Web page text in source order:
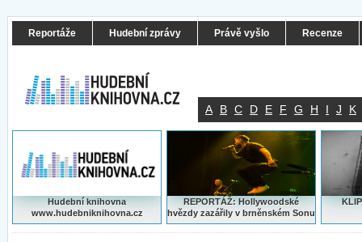
Reportáže Hudební zprávy Právě vyšlo Recenze
A B C D E F G H I J K
Hudební knihovna
www.hudebniknihovna.cz
REPORTÁŽ: Hollywoodské
hvězdy zazářily v brněnském Sonu